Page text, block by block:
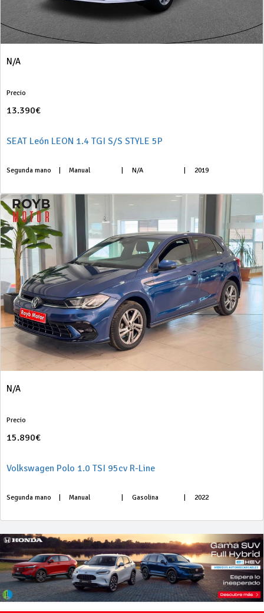
N/A
Precio
13.390€
SEAT León LEON 1.4 TGI S/S STYLE 5P
Segunda mano Manual N/A 2019
N/A
Precio
15.890€
Volkswagen Polo 1.0 TSI 95cv R-Line
Segunda mano Manual Gasolina 2022